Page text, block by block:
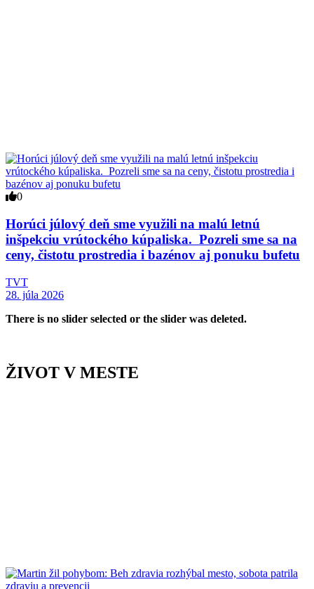
0
Horúci júlový deň sme využili na malú letnú
inšpekciu vrútockého kúpaliska. Pozreli sme sa na
ceny, čistotu prostredia i bazénov aj ponuku bufetu
TVT
28. júla 2026
There is no slider selected or the slider was deleted.
ŽIVOT V MESTE